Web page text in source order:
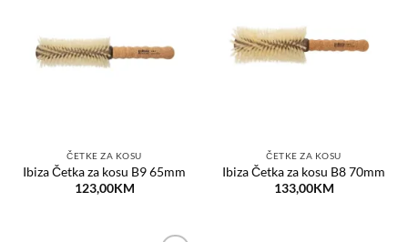
želja
ČETKE ZA KOSU
Ibiza Četka za kosu B9 65mm
123,00KM
želja
ČETKE ZA KOSU
Ibiza Četka za kosu B8 70mm
133,00KM